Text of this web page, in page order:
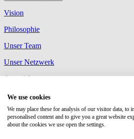
Vision
Philosophie
Unser Team
Unser Netzwerk
Auszeichnungen
Aktuelles Karriere
MyDATEV Portal
We use cookies
We may place these for analysis of our visitor data, to
personalised content and to give you a great website
about the cookies we use open the settings.